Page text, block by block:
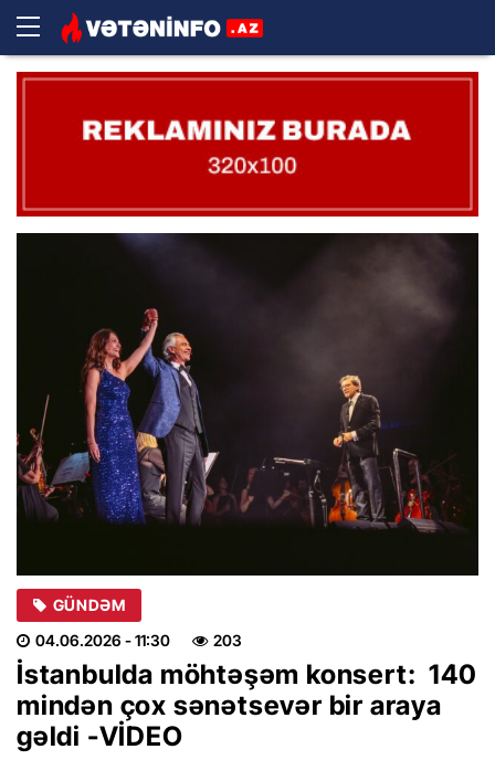
GÜNDƏM
04.06.2026 - 11:30 203
İstanbulda möhtəşəm konsert: 140
mindən çox sənətsevər bir araya
gəldi -VİDEO